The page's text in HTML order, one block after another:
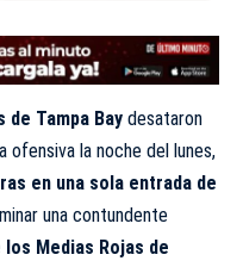
de Tampa Bay desataron
ofensiva la noche del lunes,
en una sola entrada de
una contundente
Medias Rojas de